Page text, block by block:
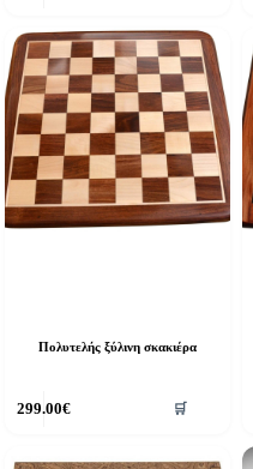
Πολυτελής ξύλινη σκακιέρα
299.00€ 🛒